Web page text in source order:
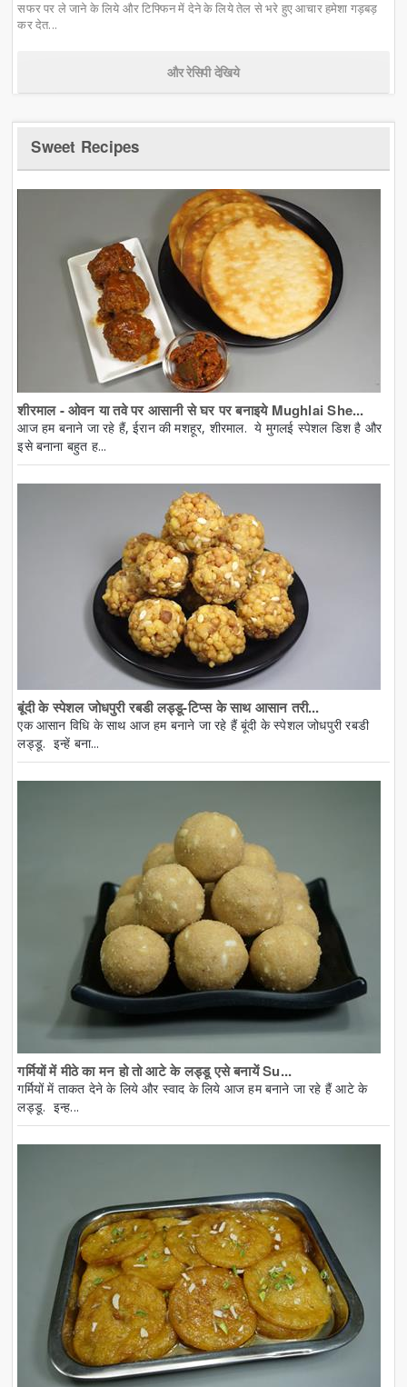
सफर पर ले जाने के लिये और टिफ्फिन में देने के लिये तेल से भरे हुए आचार हमेशा गड़बड़
कर देत...
और रेसिपी देखिये
Sweet Recipes
शीरमाल - ओवन या तवे पर आसानी से घर पर बनाइये Mughlai She...
आज हम बनाने जा रहे हैं, ईरान की मशहूर, शीरमाल. ये मुगलई स्पेशल डिश है और
इसे बनाना बहुत ह...
बूंदी के स्पेशल जोधपुरी रबडी लड्डू-टिप्स के साथ आसान तरी...
एक आसान विधि के साथ आज हम बनाने जा रहे हैं बूंदी के स्पेशल जोधपुरी रबडी
लड्डू. इन्हें बना...
गर्मियों में मीठे का मन हो तो आटे के लड्डू एसे बनायें Su...
गर्मियों में ताकत देने के लिये और स्वाद के लिये आज हम बनाने जा रहे हैं आटे के
लड्डू. इन्ह...